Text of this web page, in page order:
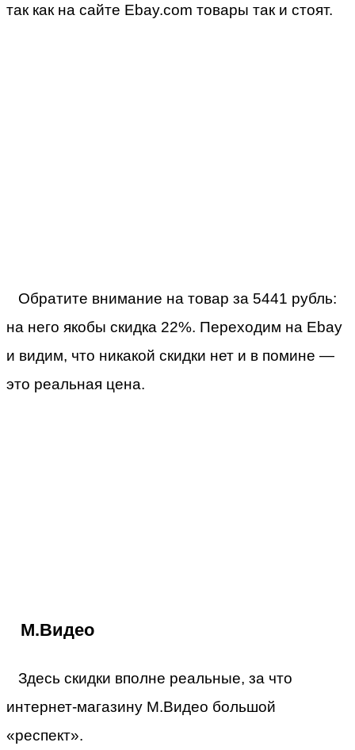
так как на сайте Ebay.com товары так и стоят.
Обратите внимание на товар за 5441 рубль:
на него якобы скидка 22%. Переходим на Ebay
и видим, что никакой скидки нет и в помине —
это реальная цена.
М.Видео
Здесь скидки вполне реальные, за что
интернет-магазину М.Видео большой
«респект».